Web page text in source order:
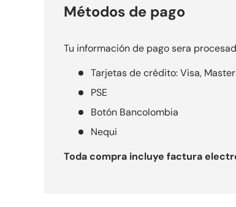
Métodos de pago
Tu información de pago sera
Tarjetas de crédito: Visa,
PSE
Botón Bancolombia
Nequi
Toda compra incluye factura